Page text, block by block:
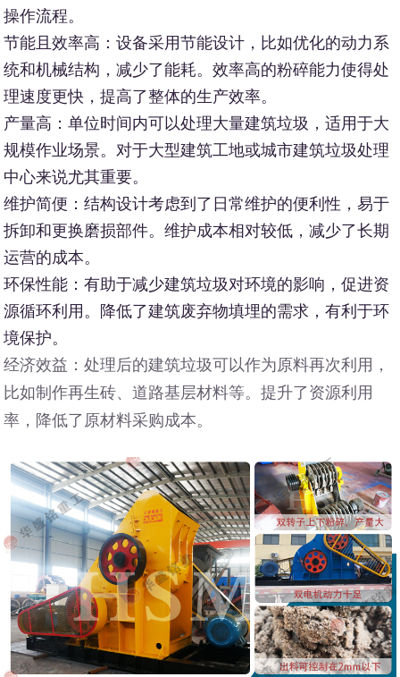
操作流程。
节能且效率高：设备采用节能设计，比如优化的动力系
统和机械结构，减少了能耗。效率高的粉碎能力使得处
理速度更快，提高了整体的生产效率。
产量高：单位时间内可以处理大量建筑垃圾，适用于大
规模作业场景。对于大型建筑工地或城市建筑垃圾处理
中心来说尤其重要。
维护简便：结构设计考虑到了日常维护的便利性，易于
拆卸和更换磨损部件。维护成本相对较低，减少了长期
运营的成本。
环保性能：有助于减少建筑垃圾对环境的影响，促进资
源循环利用。降低了建筑废弃物填埋的需求，有利于环
境保护。
经济效益：处理后的建筑垃圾可以作为原料再次利用，
比如制作再生砖、道路基层材料等。提升了资源利用
率，降低了原材料采购成本。